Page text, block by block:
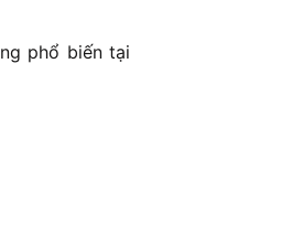
phổ biến tại